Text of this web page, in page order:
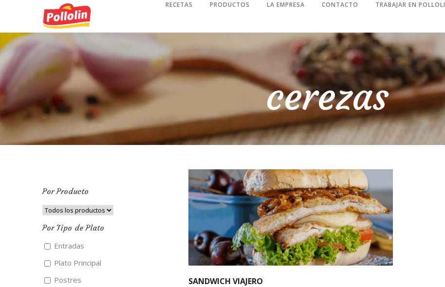
RECETAS PRODUCTOS LA EMPRESA CONTACTO TRABAJAR EN
cerezas
SANDWICH VIAJERO
Por Producto
Por Tipo de Plato
Entradas
Plato Principal
Postres